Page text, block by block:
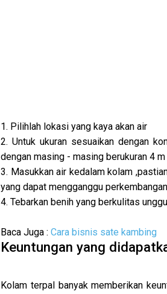
1. Pilihlah lokasi yang kaya akan air
2. Untuk ukuran sesuaikan dengan
dengan masing - masing berukuran 4
3. Masukkan air kedalam kolam
yang dapat mengganggu
4. Tebarkan benih yang berkulitas
Baca Juga : Cara bisnis sate kambing
Keuntungan yang
Kolam terpal banyak memberikan